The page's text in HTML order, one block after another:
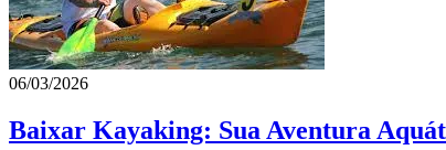
06/03/2026
Baixar Kayaking: Sua Aventura